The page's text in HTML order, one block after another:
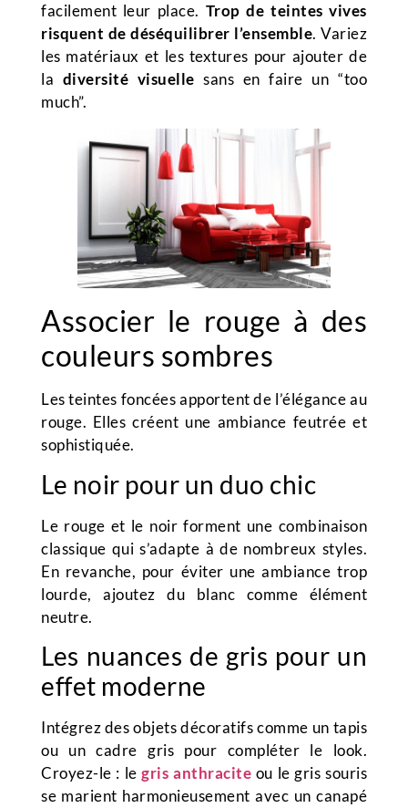
facilement leur place. Trop de teintes vives
risquent de déséquilibrer l’ensemble. Variez
les matériaux et les textures pour ajouter de
la diversité visuelle sans en faire un “too
much”.
Associer le rouge à des
couleurs sombres
Les teintes foncées apportent de l’élégance au
rouge. Elles créent une ambiance feutrée et
sophistiquée.
Le noir pour un duo chic
Le rouge et le noir forment une combinaison
classique qui s’adapte à de nombreux styles.
En revanche, pour éviter une ambiance trop
lourde, ajoutez du blanc comme élément
neutre.
Les nuances de gris pour un
effet moderne
Intégrez des objets décoratifs comme un tapis
ou un cadre gris pour compléter le look.
Croyez-le : legris anthracite ou le gris souris
se marient harmonieusement avec un canapé